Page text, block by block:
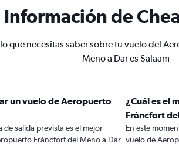
Información de
que necesitas saber sobre tu vuelo del
Meno a Dar es Salaam
un vuelo de Aeropuerto
salida prevista es el mejor
Fráncfort del Meno a Dar
¿Cuál es el
Fráncfort
En este
vuelo de